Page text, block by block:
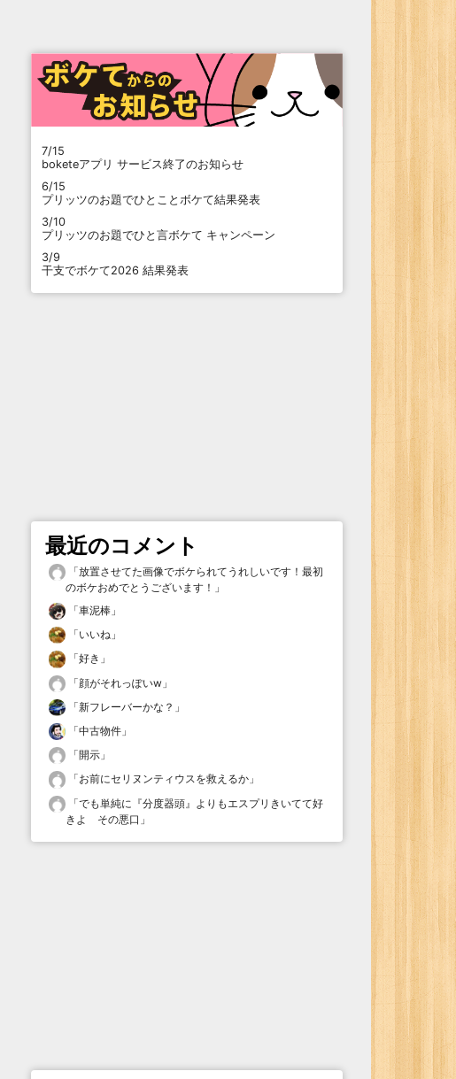
7/15
boketeアプリ サービス終了のお知らせ
6/15
プリッツのお題でひとことボケて結果発表
3/10
プリッツのお題でひと言ボケて キャンペーン
3/9
干支でボケて2026 結果発表
最近のコメント
「放置させてた画像でボケられてうれしいです！最初
のボケおめでとうございます！ 」
「車泥棒 」
「いいね 」
「好き 」
「顔がそれっぽいw 」
「新フレーバーかな？ 」
「中古物件 」
「開示 」
「お前にセリヌンティウスを救えるか 」
「でも単純に『分度器頭』よりもエスプリきいてて好
きよ その悪口 」